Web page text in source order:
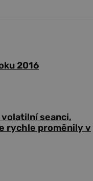
2016
seanci,
rychle proměnily v